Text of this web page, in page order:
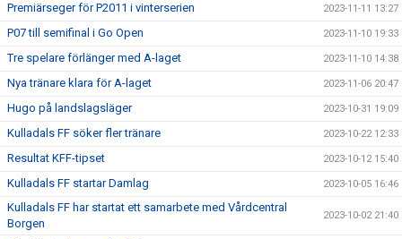
Premiärseger för P2011 i vinterserien 2023-11-11 13:27
P07 till semifinal i Go Open 2023-11-10 19:33
Tre spelare förlänger med A-laget 2023-11-10 14:38
Nya tränare klara för A-laget 2023-11-06 20:47
Hugo på landslagsläger 2023-10-31 19:09
Kulladals FF söker fler tränare 2023-10-22 12:33
Resultat KFF-tipset 2023-10-12 15:40
Kulladals FF startar Damlag 2023-10-05 16:46
Kulladals FF har startat ett samarbete med Vårdcentral
Borgen
2023-10-02 21:40